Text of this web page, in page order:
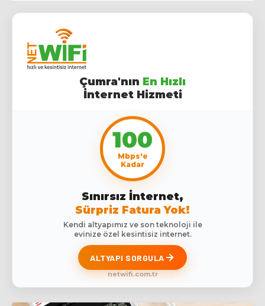
Çumra'nın En Hızlı
İnternet Hizmeti
100
Mbps'e
Kadar
Sınırsız İnternet,
Sürpriz Fatura Yok!
Kendi altyapımız ve son teknoloji ile
evinize özel kesintisiz internet.
ALTYAPI SORGULA
netwifi.com.tr